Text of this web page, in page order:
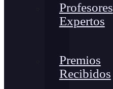
Profesores
Expertos
Premios
Recibidos